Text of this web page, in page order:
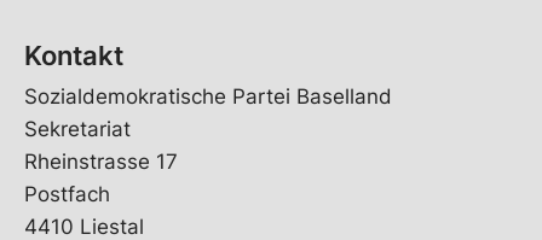
Kontakt
Sozialdemokratische Partei Baselland
Sekretariat
Rheinstrasse 17
Postfach
4410 Liestal